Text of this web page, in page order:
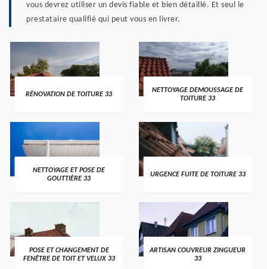
vous devrez utiliser un devis fiable et bien détaillé. Et seul le
prestataire qualifié qui peut vous en livrer.
RÉNOVATION DE TOITURE 33
NETTOYAGE DEMOUSSAGE DE
TOITURE 33
NETTOYAGE ET POSE DE
GOUTTIÈRE 33
URGENCE FUITE DE TOITURE 33
POSE ET CHANGEMENT DE
FENÊTRE DE TOIT ET VELUX 33
ARTISAN COUVREUR ZINGUEUR
33